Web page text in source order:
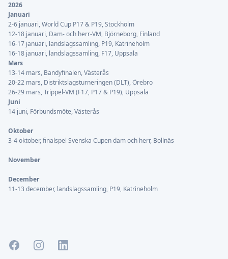
2026
Januari
2-6 januari, World Cup P17 & P19, Stockholm
12-18 januari, Dam- och herr-VM, Björneborg, Finland
16-17 januari, landslagssamling, P19, Katrineholm
16-18 januari, landslagssamling, F17, Uppsala
Mars
13-14 mars, Bandyfinalen, Västerås
20-22 mars, Distriktslagsturneringen (DLT), Örebro
26-29 mars, Trippel-VM (F17, P17 & P19), Uppsala
Juni
14 juni, Förbundsmöte, Västerås
Oktober
3-4 oktober, finalspel Svenska Cupen dam och herr, Bollnäs
November
December
11-13 december, landslagssamling, P19, Katrineholm
FacebookInstagramLinkedIn